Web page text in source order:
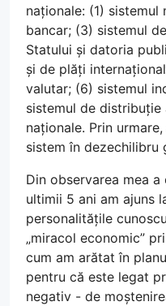
naționale: (1)
bancar; (3) sistemul
Statului și datoria
și de plăți
valutar; (6) sistemul
sistemul de
naționale. Prin
sistem în dezechilibru
Din observarea mea
ultimii 5 ani am ajuns
personalitățile
„miracol economic”
cum am arătat în
pentru că este legat
negativ - de